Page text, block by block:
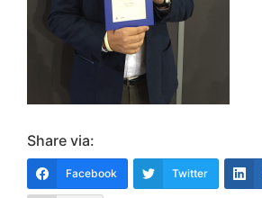
Share via:
Facebook Twitter